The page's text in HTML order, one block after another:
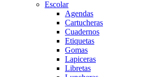
Escolar
Agendas
Cartucheras
Cuadernos
Etiquetas
Gomas
Lapiceras
Libretas